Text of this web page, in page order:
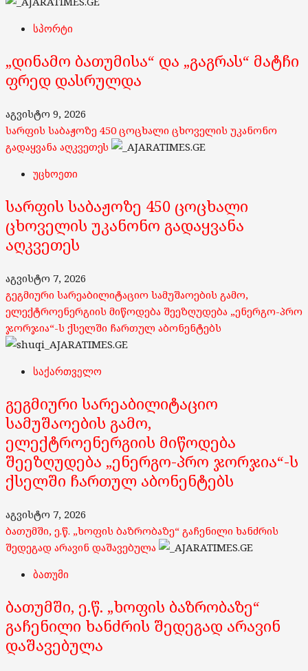
Channel
სპორტი
„დინამო ბათუმისა“ და „გაგრას“ მატჩი
ფრედ დასრულდა
აგვისტო 9, 2026
სარფის საბაჟოზე 450 ცოცხალი ცხოველის უკანონო
გადაყვანა აღკვეთეს
უცხოეთი
სარფის საბაჟოზე 450 ცოცხალი
ცხოველის უკანონო გადაყვანა
აღკვეთეს
აგვისტო 7, 2026
გეგმიური სარეაბილიტაციო სამუშაოების გამო,
ელექტროენერგიის მიწოდება შეეზღუდება „ენერგო-პრო
ჯორჯია“-ს ქსელში ჩართულ აბონენტებს
საქართველო
გეგმიური სარეაბილიტაციო
სამუშაოების გამო,
ელექტროენერგიის მიწოდება
შეეზღუდება „ენერგო-პრო ჯორჯია“-ს
ქსელში ჩართულ აბონენტებს
აგვისტო 7, 2026
ბათუმში, ე.წ. „ხოფის ბაზრობაზე“ გაჩენილი ხანძრის
შედეგად არავინ დაშავებულა
ბათუმი
ბათუმში, ე.წ. „ხოფის ბაზრობაზე“
გაჩენილი ხანძრის შედეგად არავინ
დაშავებულა